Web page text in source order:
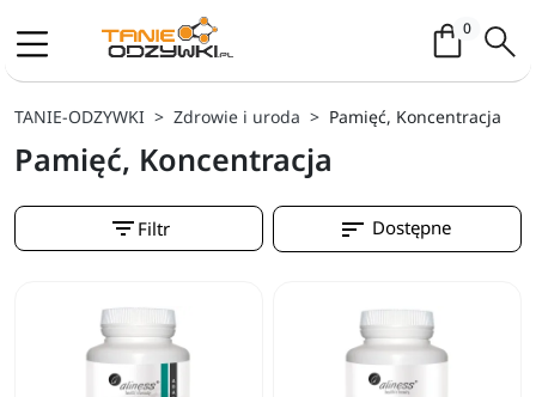
0Koszyk /
TANIE-ODZYWKI Zdrowie i uroda Pamięć, Koncentracja
Pamięć, Koncentracja
filter_list Filtr sort Dostępne